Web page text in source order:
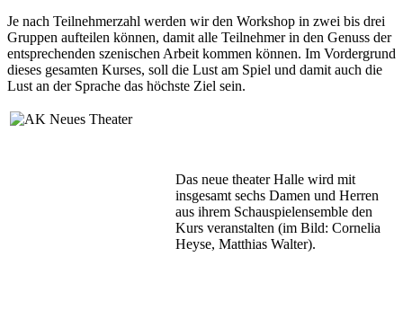
Je nach Teilnehmerzahl werden wir den Workshop in zwei bis drei
Gruppen aufteilen können, damit alle Teilnehmer in den Genuss der
entsprechenden szenischen Arbeit kommen können. Im Vordergrund
dieses gesamten Kurses, soll die Lust am Spiel und damit auch die
Lust an der Sprache das höchste Ziel sein.
Das neue theater Halle wird mit
insgesamt sechs Damen und Herren
aus ihrem Schauspielensemble den
Kurs veranstalten (im Bild: Cornelia
Heyse, Matthias Walter).